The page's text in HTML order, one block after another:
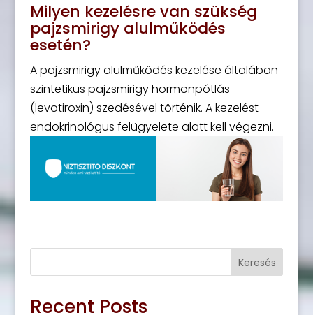
Milyen kezelésre van szükség
pajzsmirigy alulműködés
esetén?
A pajzsmirigy alulműködés kezelése általában
szintetikus pajzsmirigy hormonpótlás
(levotiroxin) szedésével történik. A kezelést
endokrinológus felügyelete alatt kell végezni.
Keresés
Recent Posts